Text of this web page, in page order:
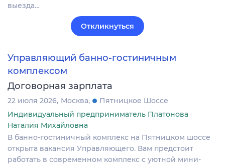
выезда…
Откликнуться
Управляющий банно-гостиничным
комплексом
Договорная зарплата
22 июля 2026 Москва
Пятницкое Шоссе
Индивидуальный предприниматель Платонова
Наталия Михайловна
В банно-гостиничный комплекс на Пятницком шоссе
открыта вакансия Управляющего. Вам предстоит
работать в современном комплекс с уютной мини-